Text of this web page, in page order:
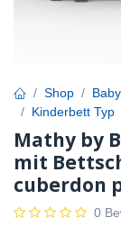
Shop
Kinderbett Typ
Mathy by
mit
cuberdon
0